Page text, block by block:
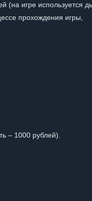
(на игре используется
прохождения игры,
– 1000 рублей).